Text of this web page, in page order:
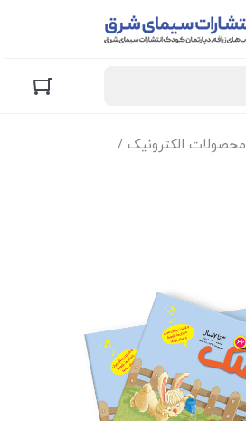
محصولات الکترونیک / نسخه الکترونیک